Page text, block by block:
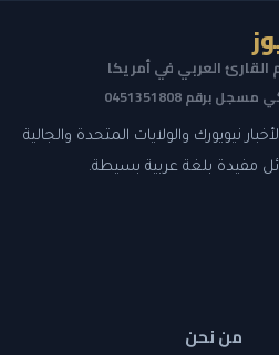
العربي في أمريكا
برقم 0451351808
نيويورك والولايات المتحدة والجالية
مفيدة بلغة عربية بسيطة.
من نحن